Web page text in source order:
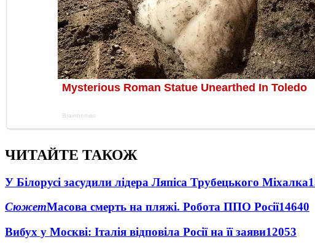
ЧИТАЙТЕ ТАКОЖ
У Білорусі засудили лідера Ляпіса Трубецького Міхалка
СюжетМасова смерть на пляжі. Робота ППО Росії14640
Вибух у Москві: Італія відповіла Росії на її заяви12053